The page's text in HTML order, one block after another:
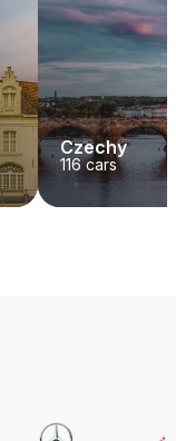
Czechy
116cars